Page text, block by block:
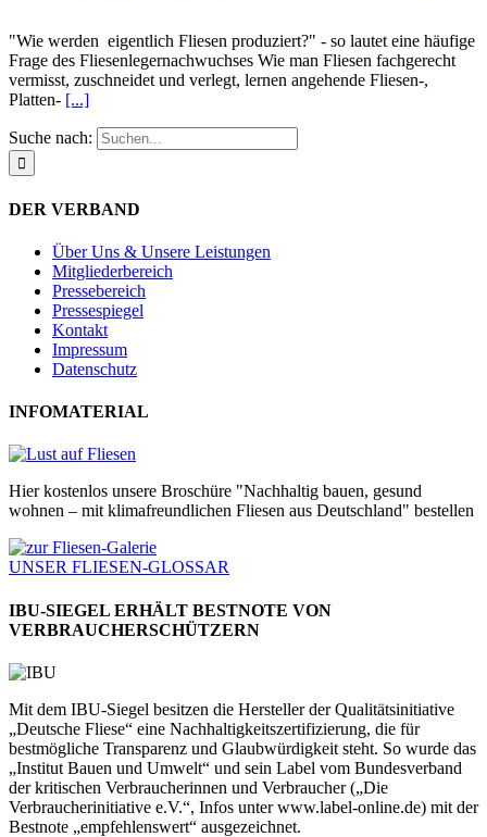
"Wie werden eigentlich Fliesen produziert?" - so lautet eine häufige
Frage des Fliesenlegernachwuchses Wie man Fliesen fachgerecht
vermisst, zuschneidet und verlegt, lernen angehende Fliesen-,
Platten- [...]
Suche nach:
DER VERBAND
Über Uns & Unsere Leistungen
Mitgliederbereich
Pressebereich
Pressespiegel
Kontakt
Impressum
Datenschutz
INFOMATERIAL
Hier kostenlos unsere Broschüre "Nachhaltig bauen, gesund
wohnen – mit klimafreundlichen Fliesen aus Deutschland" bestellen
UNSER FLIESEN-GLOSSAR
IBU-SIEGEL ERHÄLT BESTNOTE VON
VERBRAUCHERSCHÜTZERN
Mit dem IBU-Siegel besitzen die Hersteller der Qualitätsinitiative
„Deutsche Fliese“ eine Nachhaltigkeitszertifizierung, die für
bestmögliche Transparenz und Glaubwürdigkeit steht. So wurde das
„Institut Bauen und Umwelt“ und sein Label vom Bundesverband
der kritischen Verbraucherinnen und Verbraucher („Die
Verbraucherinitiative e.V.“, Infos unter www.label-online.de) mit der
Bestnote „empfehlenswert“ ausgezeichnet.